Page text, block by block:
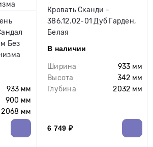
Без
933 мм
900 мм
2068 мм
Кровать Сканди -
386.12.02-01 Дуб Гарден,
Белая
В наличии
Ширина
933 мм
Высота
342 мм
Глубина
2032 мм
6 749 ₽